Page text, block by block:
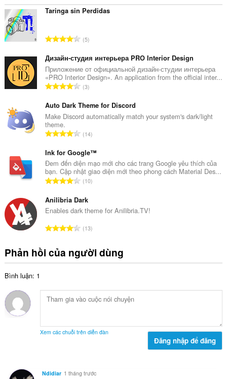
Taringa sin Perdidas
T
n
g
s
ố
ế
p
h
ạ
n
g
:
5
Дизайн-студия интерьера PRO Interior Design
Приложение от официальной дизайн-студии интерьера
«PRO Interior Design». An application from the official inter...
T
n
g
ố
ế
p
h
ạ
n
g
3
Auto Dark Theme for Discord
Make Discord automatically match your system's dark/light
theme.
T
n
g
s
ố
ế
p
h
ạ
g
:
14
Ink for Google™
Đem đến diện mạo mới cho các trang Google yêu thích của
bạn. Cập nhật giao diện mới theo phong cách Material Des...
T
n
g
ố
ế
p
n
g
10
Anilibria Dark
Enables dark theme for Anilibria.TV!
T
g
x
ế
ạ
13
Phản hồi của người dùng
Bình luận: 1
Xem các chuỗi trên diễn đàn
Đăng nhập để đăng
Ndidiar 1 tháng trước